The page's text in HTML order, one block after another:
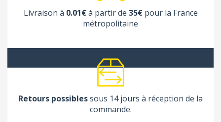
Livraison à 0.01€à partir de 35€pour la France
métropolitaine
Retours possiblessous 14 jours à réception de la
commande.